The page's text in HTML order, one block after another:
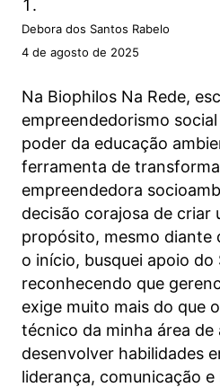
Debora dos Santos Rabelo
4 de agosto de 2025
Na Biophilos Na Rede,
empreendedorismo
poder da educação
ferramenta de
empreendedora
decisão corajosa de criar
propósito, mesmo diante
o início, busquei apoio do
reconhecendo que
exige muito mais do que
técnico da minha área de
desenvolver habilidades
liderança, comunicação e